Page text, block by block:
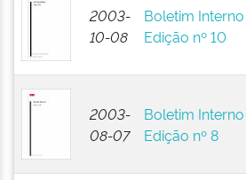
2003-
10-08
Boletim
Edição nº 10
2003-
08-07
Boletim
Edição nº 8